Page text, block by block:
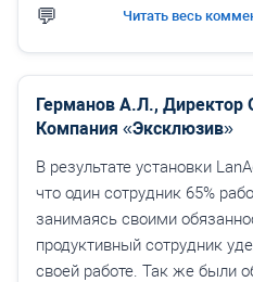
Читать весь
Германов А.Л.,
Компания «Эксклюзив»
В результате установки
что один сотрудник 65%
занимаясь своими
продуктивный сотрудник
своей работе. Так же были